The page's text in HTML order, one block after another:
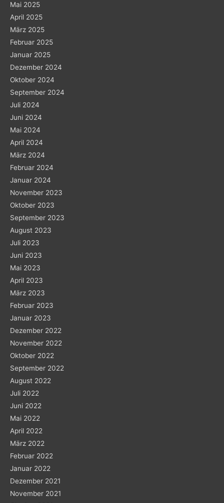
Mai 2025
April 2025
März 2025
Februar 2025
Januar 2025
Dezember 2024
Oktober 2024
September 2024
Juli 2024
Juni 2024
Mai 2024
April 2024
März 2024
Februar 2024
Januar 2024
November 2023
Oktober 2023
September 2023
August 2023
Juli 2023
Juni 2023
Mai 2023
April 2023
März 2023
Februar 2023
Januar 2023
Dezember 2022
November 2022
Oktober 2022
September 2022
August 2022
Juli 2022
Juni 2022
Mai 2022
April 2022
März 2022
Februar 2022
Januar 2022
Dezember 2021
November 2021